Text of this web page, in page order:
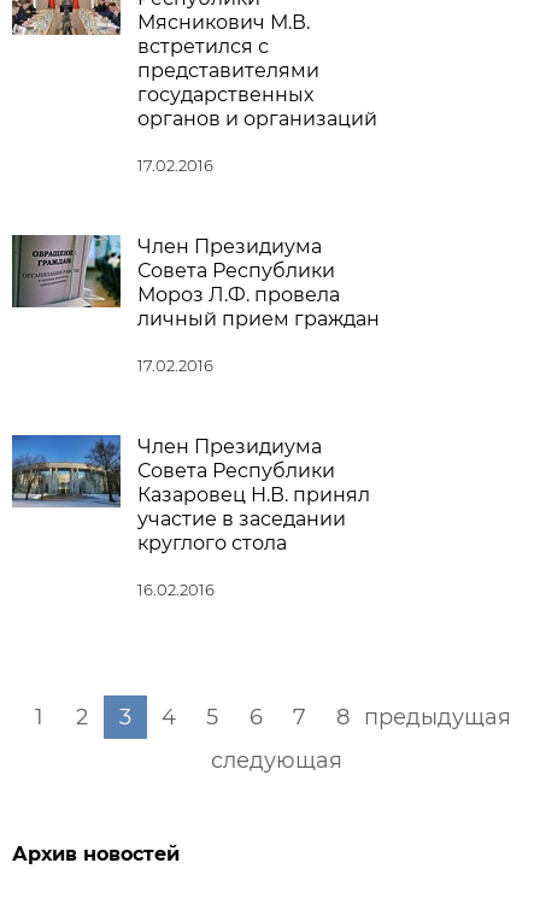
Мясникович М.В.
встретился с
представителями
государственных
органов и организаций
17.02.2016
Член Президиума
Совета Республики
Мороз Л.Ф. провела
личный прием граждан
17.02.2016
Член Президиума
Совета Республики
Казаровец Н.В. принял
участие в заседании
круглого стола
16.02.2016
предыдущая
1 2 3 4 5 6 7
8
следующая
Архив новостей